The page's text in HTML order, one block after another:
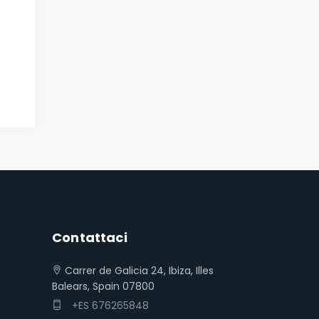
Contattaci
Carrer de Galicia 24, Ibiza, Illes
Balears, Spain 07800
+ES 676265848